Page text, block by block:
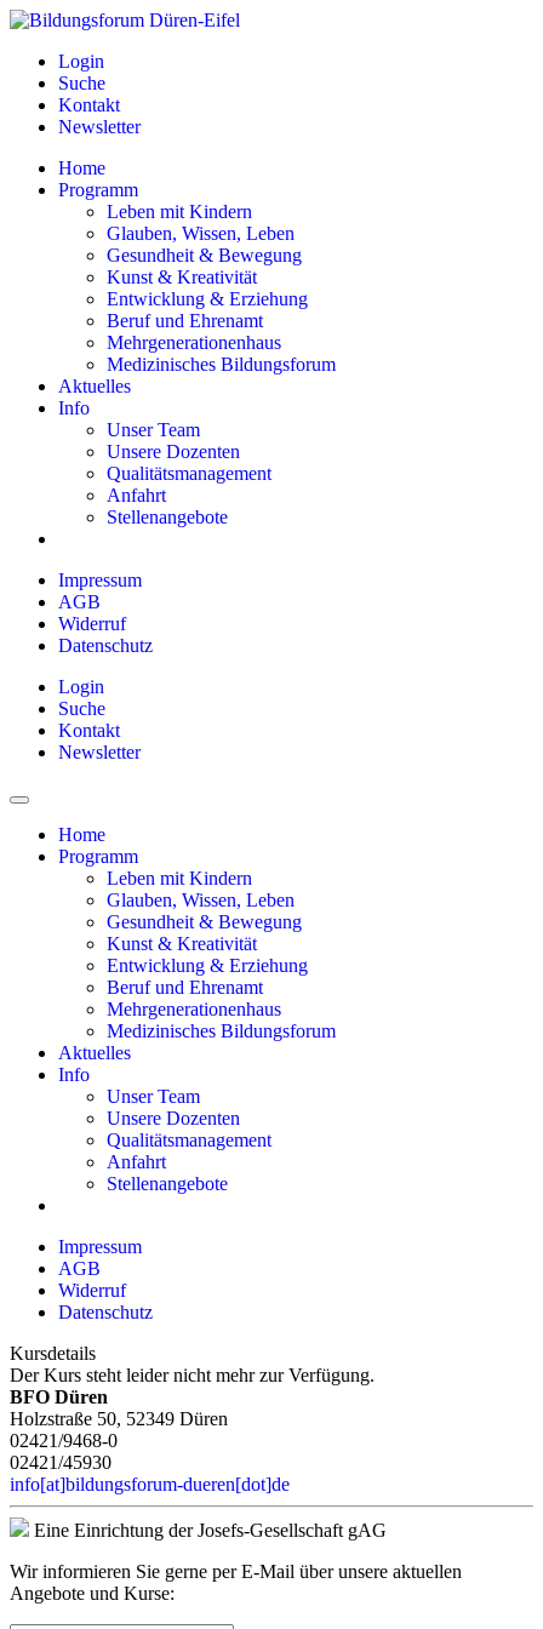
Login
Suche
Kontakt
Newsletter
Home
Programm
Leben mit Kindern
Glauben, Wissen, Leben
Gesundheit & Bewegung
Kunst & Kreativität
Entwicklung & Erziehung
Beruf und Ehrenamt
Mehrgenerationenhaus
Medizinisches Bildungsforum
Aktuelles
Info
Unser Team
Unsere Dozenten
Qualitätsmanagement
Anfahrt
Stellenangebote
Impressum
AGB
Widerruf
Datenschutz
Login
Suche
Kontakt
Newsletter
Home
Programm
Leben mit Kindern
Glauben, Wissen, Leben
Gesundheit & Bewegung
Kunst & Kreativität
Entwicklung & Erziehung
Beruf und Ehrenamt
Mehrgenerationenhaus
Medizinisches Bildungsforum
Aktuelles
Info
Unser Team
Unsere Dozenten
Qualitätsmanagement
Anfahrt
Stellenangebote
Impressum
AGB
Widerruf
Datenschutz
Kursdetails
Der Kurs steht leider nicht mehr zur Verfügung.
BFO Düren
Holzstraße 50, 52349 Düren
02421/9468-0
02421/45930
info[at]bildungsforum-dueren[dot]de
Eine Einrichtung der Josefs-Gesellschaft gAG
Wir informieren Sie gerne per E-Mail über unsere aktuellen
Angebote und Kurse: